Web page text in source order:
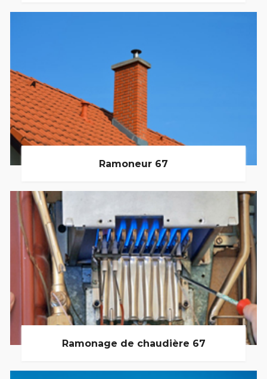
Ramoneur 67
Ramonage de chaudière 67